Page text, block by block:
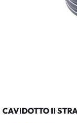
CAVIDOTTO II